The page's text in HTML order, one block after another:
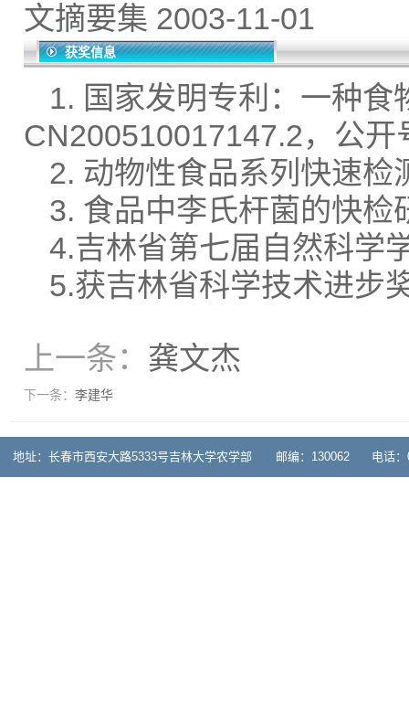
文摘要集 2003-11-01
获奖信息
1. 国家发明专利：一种
CN200510017147.2，公
2. 动物性食品系列快速检
3. 食品中李氏杆菌的快
4.吉林省第七届自然科学
5.获吉林省科学技术进步
上一条： 龚文杰
下一条： 李建华
地址：长春市西安大路5333号吉林大学农学部 邮编：130062 电话